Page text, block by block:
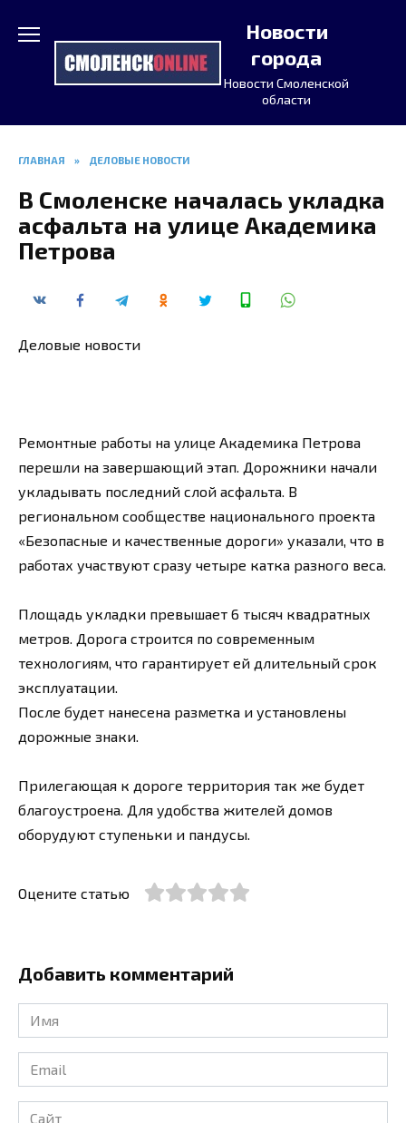
содержанию
Новости
города
Новости Смоленской
области
ГЛАВНАЯ » ДЕЛОВЫЕ НОВОСТИ
В Смоленске началась укладка
асфальта на улице Академика
Петрова
Деловые новости
Ремонтные работы на улице Академика Петрова
перешли на завершающий этап. Дорожники начали
укладывать последний слой асфальта. В
региональном сообществе национального проекта
«Безопасные и качественные дороги» указали, что в
работах участвуют сразу четыре катка разного веса.
Площадь укладки превышает 6 тысяч квадратных
метров. Дорога строится по современным
технологиям, что гарантирует ей длительный срок
эксплуатации.
После будет нанесена разметка и установлены
дорожные знаки.
Прилегающая к дороге территория так же будет
благоустроена. Для удобства жителей домов
оборудуют ступеньки и пандусы.
Оцените статью
Добавить комментарий
Имя
*
Email
*
Сайт